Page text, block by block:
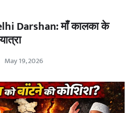
Darshan: माँ कालका के
May 19, 2026